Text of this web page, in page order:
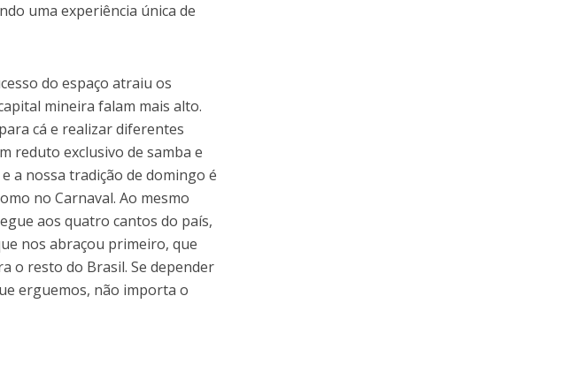
uma experiência única de
do espaço atraiu os
mineira falam mais alto.
cá e realizar diferentes
reduto exclusivo de samba e
a nossa tradição de domingo é
no Carnaval. Ao mesmo
aos quatro cantos do país,
nos abraçou primeiro, que
o resto do Brasil. Se depender
erguemos, não importa o